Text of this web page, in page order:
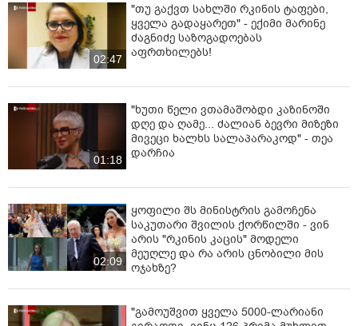
02:47
"თუ გაქვთ სახლში რკინის ტაფები,
ყველა გადაყარეთ" - ექიმი მარინე
ძაგნიძე საზოგადოებას
აფრთხილებს!
01:18
"ხუთი წელი ვთამაშობდი კაზინოში
დღე და ღამე... ძალიან ბევრი მიზეზი
მივეცი ხალხს სალაპარაკოდ" - თეა
დარჩია
02:09
ყოფილი შს მინისტრის გამოჩენა
საკუთარი შვილის ქორწილში - ვინ
არის "რკინის კაცის" მოდელი
მეუღლე და რა არის ცნობილი მის
ოჯახზე?
"გამოუშვით ყველა 5000-ლარიანი